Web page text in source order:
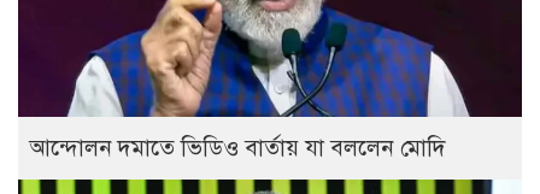
আন্দোলন দমাতে ভিডিও বার্তায় যা বললেন মোদি